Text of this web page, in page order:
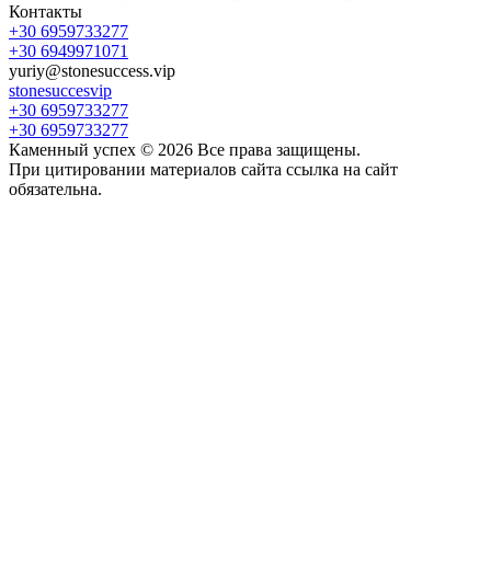
Контакты
+30 6959733277
+30 6949971071
yuriy@stonesuccess.vip
stonesuccesvip
+30 6959733277
+30 6959733277
Каменный успех © 2026 Все права защищены.
При цитировании материалов сайта ссылка на сайт
обязательна.